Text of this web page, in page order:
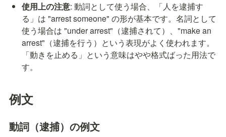
使用上の注意: 動詞として使う場合、「人を逮捕す
る」は "arrest someone" の形が基本です。名詞として
使う場合は "under arrest"（逮捕されて）、"make an
arrest"（逮捕を行う）という表現がよく使われます。
「動きを止める」という意味はやや格式ばった用法で
す。
例文
動詞（逮捕）の例文